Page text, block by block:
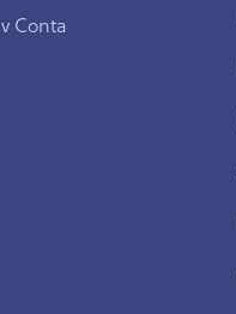
Conta